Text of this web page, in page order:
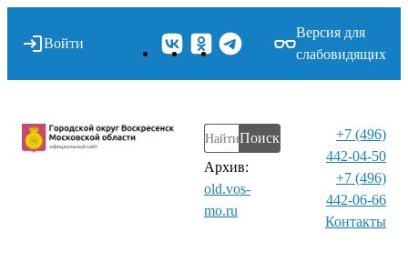
Войти
Версия для
слабовидящих
Поиск
Архив:
old.vos-
mo.ru
+7 (496)
442-04-50
+7 (496)
442-06-66
Контакты⁠